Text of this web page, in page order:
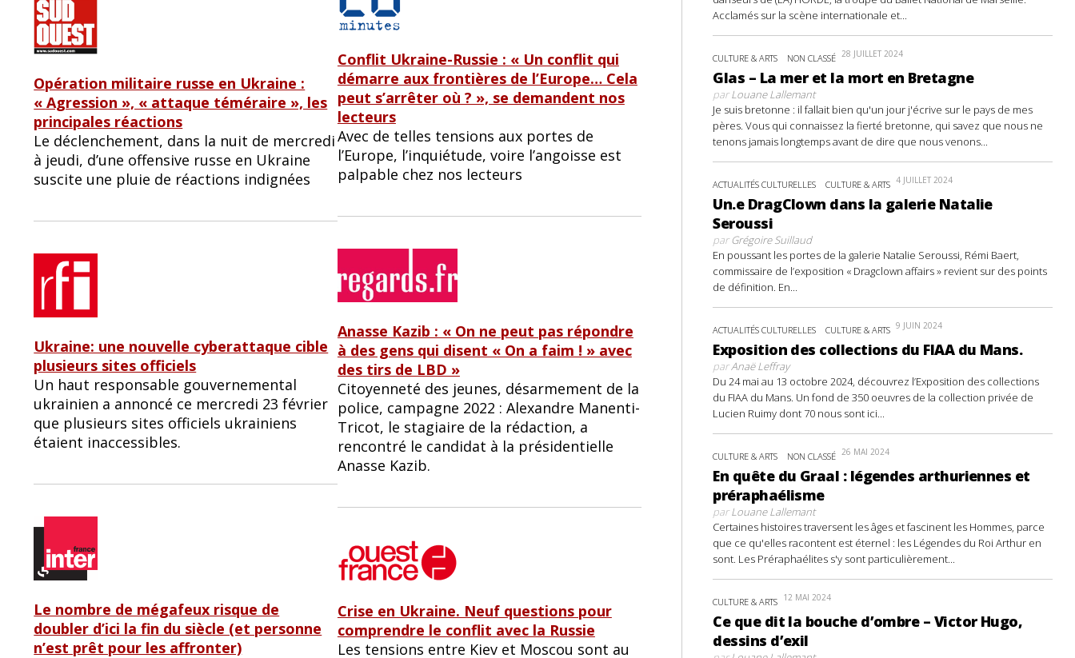
Opération militaire russe en Ukraine :
« Agression », « attaque téméraire », les
principales réactions
Le déclenchement, dans la nuit de mercredi
à jeudi, d’une offensive russe en Ukraine
suscite une pluie de réactions indignées
Ukraine: une nouvelle cyberattaque cible
plusieurs sites officiels
Un haut responsable gouvernemental
ukrainien a annoncé ce mercredi 23 février
que plusieurs sites officiels ukrainiens
étaient inaccessibles.
Le nombre de mégafeux risque de
doubler d’ici la fin du siècle (et personne
n’est prêt pour les affronter)
Conflit Ukraine-Russie : « Un conflit qui
démarre aux frontières de l’Europe… Cela
peut s’arrêter où ? », se demandent nos
lecteurs
Avec de telles tensions aux portes de
l’Europe, l’inquiétude, voire l’angoisse est
palpable chez nos lecteurs
Anasse Kazib : « On ne peut pas répondre
à des gens qui disent « On a faim ! » avec
des tirs de LBD »
Citoyenneté des jeunes, désarmement de la
police, campagne 2022 : Alexandre Manenti-
Tricot, le stagiaire de la rédaction, a
rencontré le candidat à la présidentielle
Anasse Kazib.
Crise en Ukraine. Neuf questions pour
comprendre le conflit avec la Russie
Les tensions entre Kiev et Moscou sont au
Acclamés sur la scène internationale et...
CULTURE & ARTS NON CLASSÉ 28 JUILLET 2024
Glas – La mer et la mort en Bretagne
parLouane Lallemant
Je suis bretonne : il fallait bien qu'un jour j'écrive sur le pays de mes
pères. Vous qui connaissez la fierté bretonne, qui savez que nous ne
tenons jamais longtemps avant de dire que nous venons...
ACTUALITÉS CULTURELLES CULTURE & ARTS 4 JUILLET 2024
Un.e DragClown dans la galerie Natalie
Seroussi
parGrégoire Suillaud
En poussant les portes de la galerie Natalie Seroussi, Rémi Baert,
commissaire de l’exposition « Dragclown affairs » revient sur des points
de définition. En...
ACTUALITÉS CULTURELLES CULTURE & ARTS 9 JUIN 2024
Exposition des collections du FIAA du Mans.
parAnaë Leffray
Du 24 mai au 13 octobre 2024, découvrez l’Exposition des collections
du FIAA du Mans. Un fond de 350 oeuvres de la collection privée de
Lucien Ruimy dont 70 nous sont ici...
CULTURE & ARTS NON CLASSÉ 26 MAI 2024
En quête du Graal : légendes arthuriennes et
préraphaélisme
parLouane Lallemant
Certaines histoires traversent les âges et fascinent les Hommes, parce
que ce qu'elles racontent est éternel : les Légendes du Roi Arthur en
sont. Les Préraphaélites s'y sont particulièrement...
CULTURE & ARTS 12 MAI 2024
Ce que dit la bouche d’ombre – Victor Hugo,
dessins d’exil